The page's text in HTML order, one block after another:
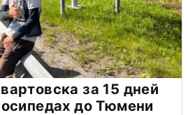
за 15 дней
до Тюмени